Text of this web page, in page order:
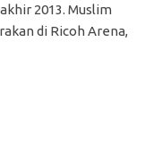
2013. Muslim
di Ricoh Arena,